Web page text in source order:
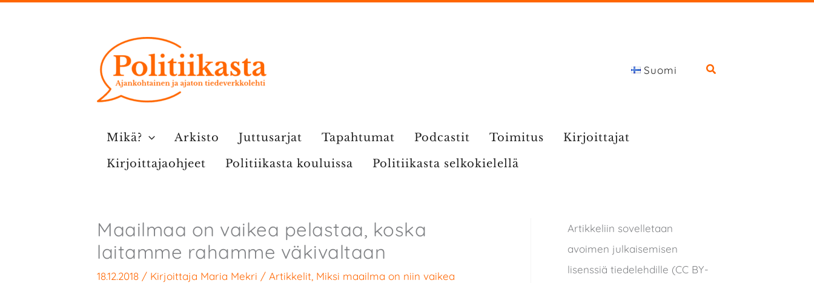
Suomi
Mikä? Arkisto Juttusarjat Tapahtumat Podcastit Toimitus
Kirjoittajat
Kirjoittajaohjeet
Politiikasta kouluissa Politiikasta selkokielellä
Maailmaa on vaikea pelastaa, koska
laitamme rahamme väkivaltaan
18.12.2018 / Kirjoittaja Maria Mekri / Artikkelit Miksi maailma on niin vaikea
Artikkeliin sovelletaan
avoimen julkaisemisen
lisenssiä tiedelehdille (CC BY-